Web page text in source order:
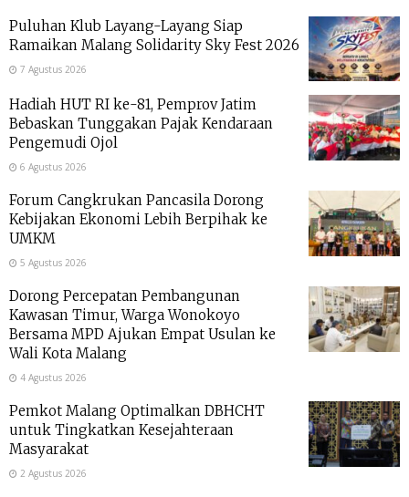
Puluhan Klub Layang-Layang Siap
Ramaikan Malang Solidarity Sky Fest 2026
7 Agustus 2026
Hadiah HUT RI ke-81, Pemprov Jatim
Bebaskan Tunggakan Pajak Kendaraan
Pengemudi Ojol
6 Agustus 2026
Forum Cangkrukan Pancasila Dorong
Kebijakan Ekonomi Lebih Berpihak ke
UMKM
5 Agustus 2026
Dorong Percepatan Pembangunan
Kawasan Timur, Warga Wonokoyo
Bersama MPD Ajukan Empat Usulan ke
Wali Kota Malang
4 Agustus 2026
Pemkot Malang Optimalkan DBHCHT
untuk Tingkatkan Kesejahteraan
Masyarakat
2 Agustus 2026